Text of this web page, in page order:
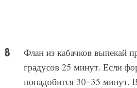
Флан из кабачков выпекай
градусов 25 минут. Если
понадобится 30–35 минут.